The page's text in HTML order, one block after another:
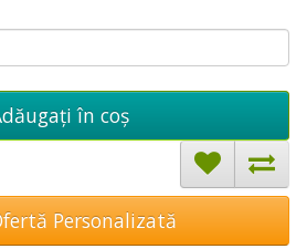
în coş
Personalizată